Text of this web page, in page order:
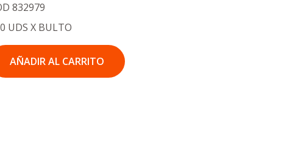
832979
UDS X BULTO
AÑADIR AL CARRITO